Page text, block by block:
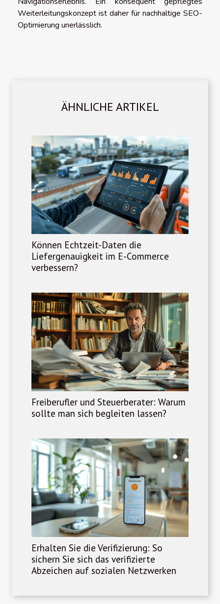
Weiterleitungskonzept ist daher für nachhaltige SEO-
Optimierung unerlässlich.
ÄHNLICHE ARTIKEL
Können Echtzeit-Daten die
Liefergenauigkeit im E-Commerce
verbessern?
Freiberufler und Steuerberater: Warum
sollte man sich begleiten lassen?
Erhalten Sie die Verifizierung: So
sichern Sie sich das verifizierte
Abzeichen auf sozialen Netzwerken